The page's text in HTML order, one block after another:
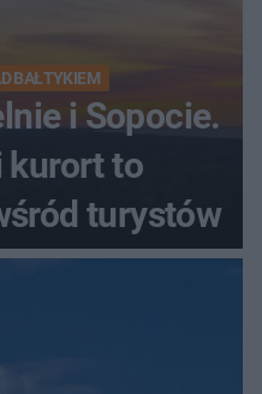
BAŁTYKIEM
i Sopocie.
kurort to
turystów